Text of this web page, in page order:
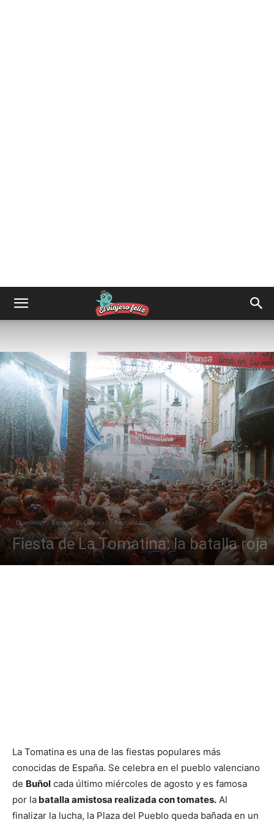
Destinos Europa Cultura Festividades
Fiesta de La Tomatina: la batalla roja
La Tomatina es una de las fiestas populares más
conocidas de España. Se celebra en el pueblo valenciano
de Buñol cada último miércoles de agosto y es famosa
por la batalla amistosa realizada con tomates. Al
finalizar la lucha, la Plaza del Pueblo queda bañada en un